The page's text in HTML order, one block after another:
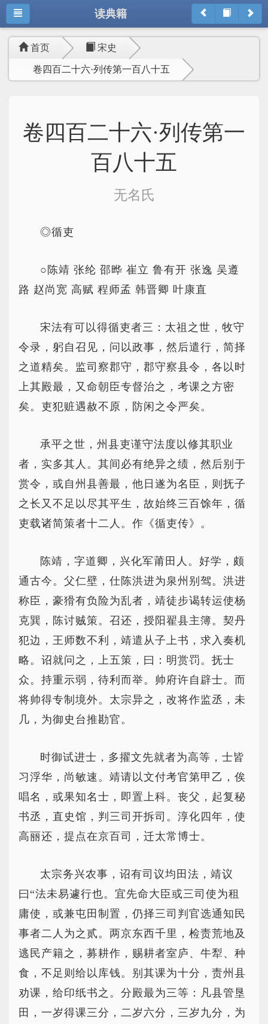
读典籍
首页 宋史
卷四百二十六·列传第一百八十五
卷四百二十六·列传第一
百八十五
无名氏
◎循吏
○陈靖 张纶 邵晔 崔立 鲁有开 张逸 吴遵
路 赵尚宽 高赋 程师孟 韩晋卿 叶康直
宋法有可以得循吏者三：太祖之世，牧守
令录，躬自召见，问以政事，然后遣行，简择
之道精矣。监司察郡守，郡守察县令，各以时
上其殿最，又命朝臣专督治之，考课之方密
矣。吏犯赃遇赦不原，防闲之令严矣。
承平之世，州县吏谨守法度以修其职业
者，实多其人。其间必有绝异之绩，然后别于
赏令，或自州县善最，他日遂为名臣，则抚子
之长又不足以尽其平生，故始终三百馀年，循
吏载诸简策者十二人。作《循吏传》。
陈靖，字道卿，兴化军莆田人。好学，颇
通古今。父仁壁，仕陈洪进为泉州别驾。洪进
称臣，豪猾有负险为乱者，靖徒步谒转运使杨
克巽，陈讨贼策。召还，授阳翟县主簿。契丹
犯边，王师数不利，靖遣从子上书，求入奏机
略。诏就问之，上五策，曰：明赏罚。抚士
众。持重示弱，待利而举。帅府许自辟士。而
将帅得专制境外。太宗异之，改将作监丞，未
几，为御史台推勘官。
时御试进士，多擢文先就者为高等，士皆
习浮华，尚敏速。靖请以文付考官第甲乙，俟
唱名，或果知名士，即置上科。丧父，起复秘
书丞，直史馆，判三司开拆司。淳化四年，使
高丽还，提点在京百司，迁太常博士。
太宗务兴农事，诏有司议均田法，靖议
曰“法未易遽行也。宜先命大臣或三司使为租
庸使，或兼屯田制置，仍择三司判官选通知民
事者二人为之贰。两京东西千里，检责荒地及
逃民产籍之，募耕作，赐耕者室庐、牛犁、种
食，不足则给以库钱。别其课为十分，责州县
劝课，给印纸书之。分殿最为三等：凡县管垦
田，一岁得课三分，二岁六分，三岁九分，为